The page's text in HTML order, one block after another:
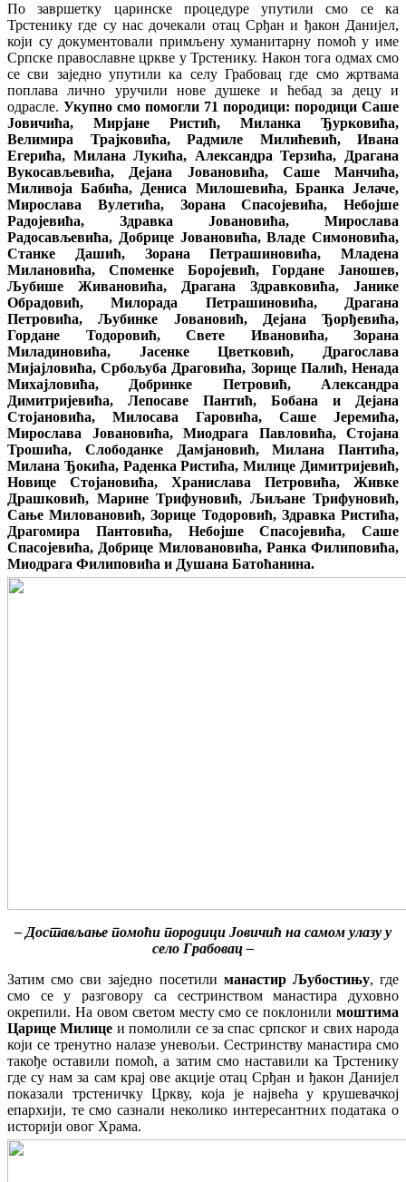
По завршетку царинске процедуре упутили смо се ка
Трстенику где су нас дочекали отац Срђан и ђакон Данијел,
који су документовали примљену хуманитарну помоћ у име
Српске православне цркве у Трстенику. Након тога одмах смо
се сви заједно упутили ка селу Грабовац где смо жртвама
поплава лично уручили нове душеке и ћебад за децу и
одрасле. Укупно смо помогли 71 породици: породици Саше
Јовичића, Мирјане Ристић, Миланка Ђурковића,
Велимира Трајковића, Радмиле Милићевић, Ивана
Егерића, Милана Лукића, Александра Терзића, Драгана
Вукосављевића, Дејана Јовановића, Саше Манчића,
Миливоја Бабића, Дениса Милошевића, Бранка Јелаче,
Мирослава Вулетића, Зорана Спасојевића, Небојше
Радојевића, Здравка Јовановића, Мирослава
Радосављевића, Добрице Јовановића, Владе Симоновића,
Станке Дашић, Зорана Петрашиновића, Младена
Милановића, Споменке Боројевић, Гордане Јаношев,
Љубише Живановића, Драгана Здравковића, Јанике
Обрадовић, Милорада Петрашиновића, Драгана
Петровића, Љубинке Јовановић, Дејана Ђорђевића,
Гордане Тодоровић, Свете Ивановића, Зорана
Миладиновића, Јасенке Цветковић, Драгослава
Мијајловића, Србољуба Драговића, Зорице Палић, Ненада
Михајловића, Добринке Петровић, Александра
Димитријевића, Лепосаве Пантић, Бобана и Дејана
Стојановића, Милосава Гаровића, Саше Јеремића,
Мирослава Јовановића, Миодрага Павловића, Стојана
Трошића, Слободанке Дамјановић, Милана Пантића,
Милана Ђокића, Раденка Ристића, Милице Димитријевић,
Новице Стојановића, Хранислава Петровића, Живке
Драшковић, Марине Трифуновић, Љиљане Трифуновић,
Сање Миловановић, Зорице Тодоровић, Здравка Ристића,
Драгомира Пантовића, Небојше Спасојевића, Саше
Спасојевића, Добрице Миловановића, Ранка Филиповића,
Миодрага Филиповића и Душана Батоћанина.
– Достављање помоћи породици Јовичић на самом улазу у
село Грабовац –
Затим смо сви заједно посетили манастир Љубостињу, где
смо се у разговору са сестринством манастира духовно
окрепили. На овом светом месту смо се поклонили моштима
Царице Милице и помолили се за спас српског и свих народа
који се тренутно налазе уневољи. Сестринству манастира смо
такође оставили помоћ, а затим смо наставили ка Трстенику
где су нам за сам крај ове акције отац Срђан и ђакон Данијел
показали трстеничку Цркву, која је највећа у крушевачкој
епархији, те смо сазнали неколико интересантних података о
историји овог Храма.